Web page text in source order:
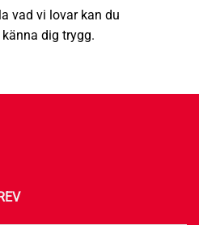
vad vi lovar kan du
dig trygg.